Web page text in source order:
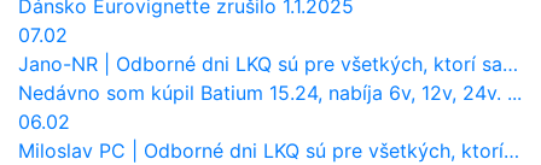
Dánsko Eurovignette zrušilo 1.1.2025
07.02
Jano-NR
Odborné dni LKQ sú pre všetkých, ktorí sa chcú dozvedieť niečo viac
Nedávno som kúpil Batium 15.24, nabíja 6v, 12v, 24v. ...
06.02
Miloslav PC
Odborné dni LKQ sú pre všetkých, ktorí sa chcú dozvedieť niečo viac